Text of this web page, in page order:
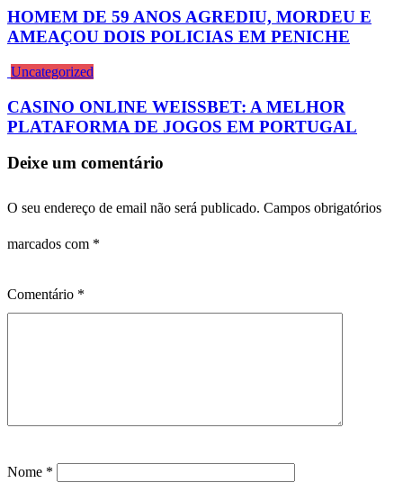
HOMEM DE 59 ANOS AGREDIU, MORDEU E
AMEAÇOU DOIS POLICIAS EM PENICHE
Uncategorized
CASINO ONLINE WEISSBET: A MELHOR
PLATAFORMA DE JOGOS EM PORTUGAL
Deixe um comentário
O seu endereço de email não será publicado. Campos obrigatórios
marcados com *
Comentário *
Nome *